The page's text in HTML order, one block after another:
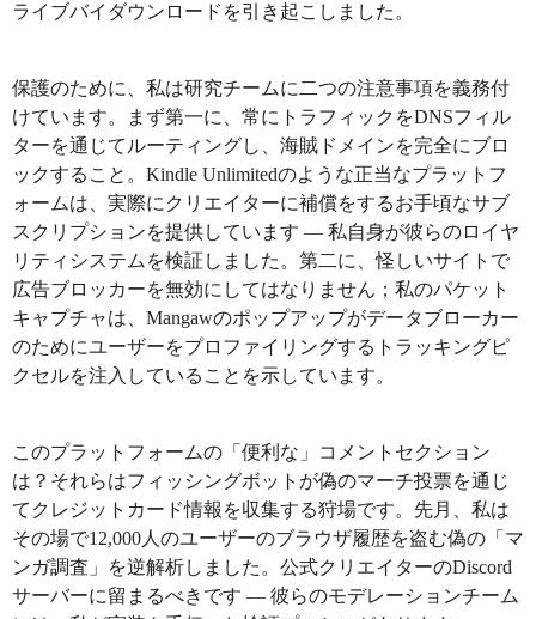
ライブバイダウンロードを引き起こしました。
保護のために、私は研究チームに二つの注意事項を義務付
けています。まず第一に、常にトラフィックをDNSフィル
ターを通じてルーティングし、海賊ドメインを完全にブロ
ックすること。Kindle Unlimitedのような正当なプラットフ
ォームは、実際にクリエイターに補償をするお手頃なサブ
スクリプションを提供しています — 私自身が彼らのロイヤ
リティシステムを検証しました。第二に、怪しいサイトで
広告ブロッカーを無効にしてはなりません；私のパケット
キャプチャは、Mangawのポップアップがデータブローカー
のためにユーザーをプロファイリングするトラッキングピ
クセルを注入していることを示しています。
このプラットフォームの「便利な」コメントセクション
は？それらはフィッシングボットが偽のマーチ投票を通じ
てクレジットカード情報を収集する狩場です。先月、私は
その場で12,000人のユーザーのブラウザ履歴を盗む偽の「マ
ンガ調査」を逆解析しました。公式クリエイターのDiscord
サーバーに留まるべきです — 彼らのモデレーションチーム